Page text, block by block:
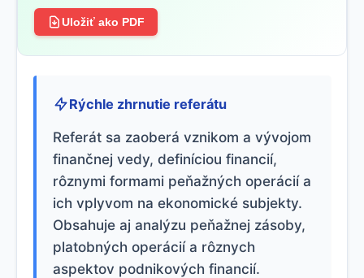
Uložiť ako PDF
Rýchle zhrnutie referátu
Referát sa zaoberá vznikom a vývojom
finančnej vedy, definíciou financií,
rôznymi formami peňažných operácií a
ich vplyvom na ekonomické subjekty.
Obsahuje aj analýzu peňažnej zásoby,
platobných operácií a rôznych
aspektov podnikových financií.